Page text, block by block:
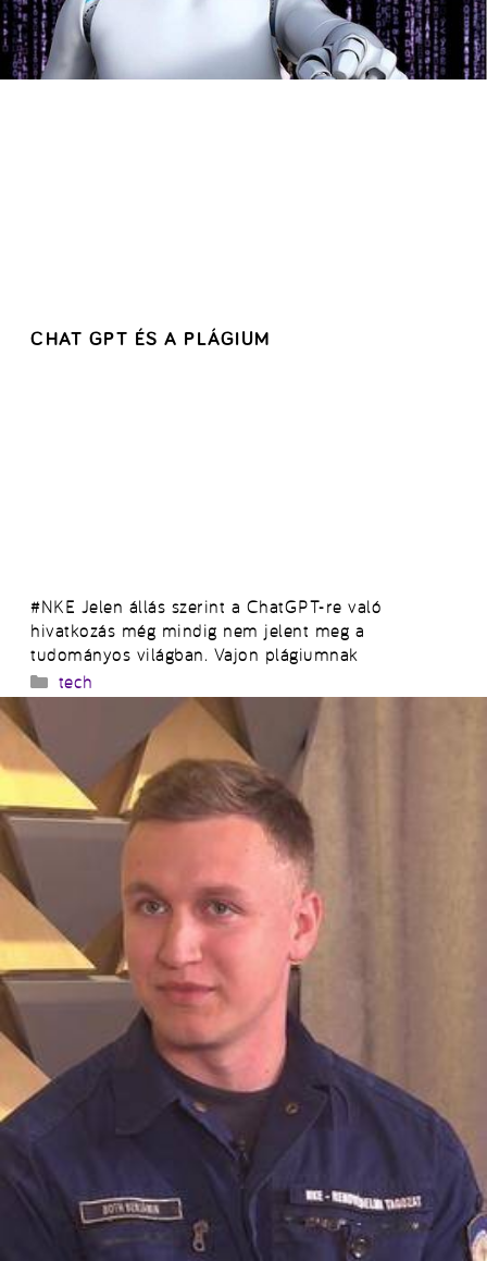
CHAT GPT ÉS A PLÁGIUM
#NKE Jelen állás szerint a ChatGPT-re való
hivatkozás még mindig nem jelent meg a
tudományos világban. Vajon plágiumnak
Kategória
tech